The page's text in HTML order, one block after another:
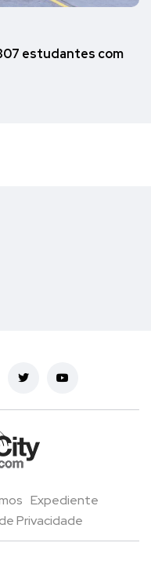
estudantes com
Expediente
Privacidade